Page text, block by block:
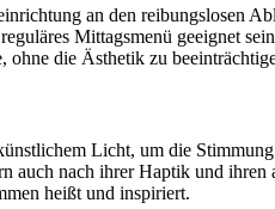
an den reibungslosen
Mittagsmenü geeignet
ohne die Ästhetik zu
Licht, um die
auch nach ihrer Haptik und ihren
heißt und inspiriert.